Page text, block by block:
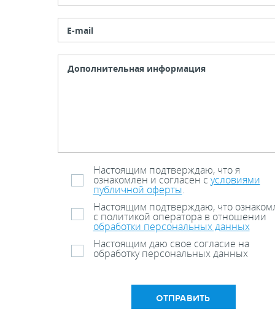
E-mail
Настоящим подтверждаю, что я
ознакомлен и согласен с условиями
публичной оферты.
Настоящим подтверждаю, что
с политикой оператора в отношении
обработки персональных данных
Настоящим даю свое согласие на
обработку персональных данных
ОТПРАВИТЬ